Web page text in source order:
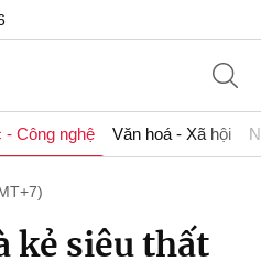
- Công nghệ Văn hoá - Xã hội
kẻ siêu thất